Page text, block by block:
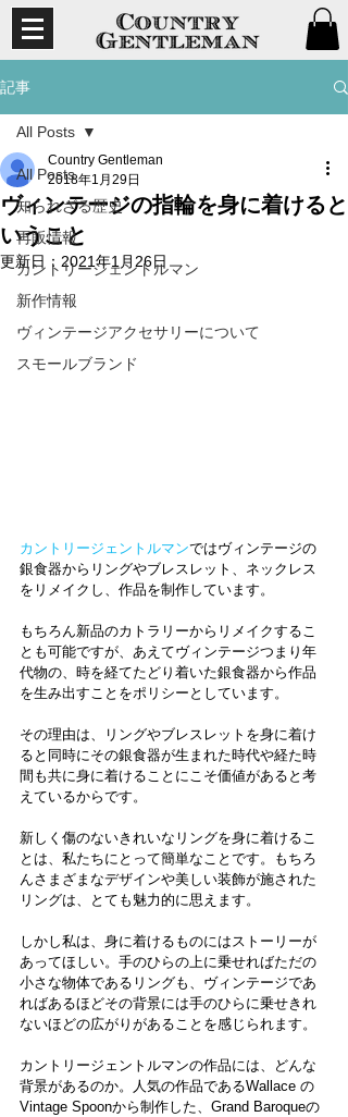
記事
All Posts
知られざる歴史
再販情報
カントリージェントルマン
新作情報
ヴィンテージアクセサリーについて
スモールブランド
All Posts
ヴィンテージの指輪を身に着けると
いうこと
Country Gentleman
2018年1月29日
更新日： 2021年1月26日
カントリージェントルマンではヴィンテージの
銀食器からリングやブレスレット、ネックレス
をリメイクし、作品を制作しています。
もちろん新品のカトラリーからリメイクするこ
とも可能ですが、あえてヴィンテージつまり年
代物の、時を経てたどり着いた銀食器から作品
を生み出すことをポリシーとしています。
その理由は、リングやブレスレットを身に着け
ると同時にその銀食器が生まれた時代や経た時
間も共に身に着けることにこそ価値があると考
えているからです。
新しく傷のないきれいなリングを身に着けるこ
とは、私たちにとって簡単なことです。もちろ
んさまざまなデザインや美しい装飾が施された
リングは、とても魅力的に思えます。
しかし私は、身に着けるものにはストーリーが
あってほしい。手のひらの上に乗せればただの
小さな物体であるリングも、ヴィンテージであ
ればあるほどその背景には手のひらに乗せきれ
ないほどの広がりがあることを感じられます。
カントリージェントルマンの作品には、どんな
背景があるのか。人気の作品であるWallace の
Vintage Spoonから制作した、Grand Baroqueの